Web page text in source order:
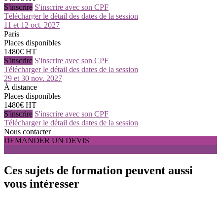
S'inscrire S'inscrire avec son CPF
Télécharger le détail des dates de la session
11 et 12 oct. 2027
Paris
Places disponibles
1480€ HT
S'inscrire S'inscrire avec son CPF
Télécharger le détail des dates de la session
29 et 30 nov. 2027
À distance
Places disponibles
1480€ HT
S'inscrire S'inscrire avec son CPF
Télécharger le détail des dates de la session
Nous contacter
DEMANDER UN DEVIS
Ces sujets de formation peuvent aussi
vous intéresser